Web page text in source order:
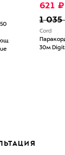
621 ₽
1
Cord
30м